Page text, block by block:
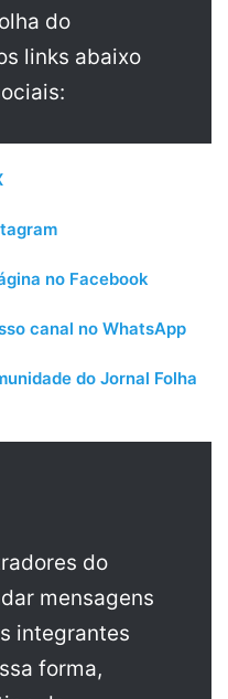
do
links abaixo
no Facebook
canal no WhatsApp
do Jornal Folha
do
mensagens
integrantes
forma,